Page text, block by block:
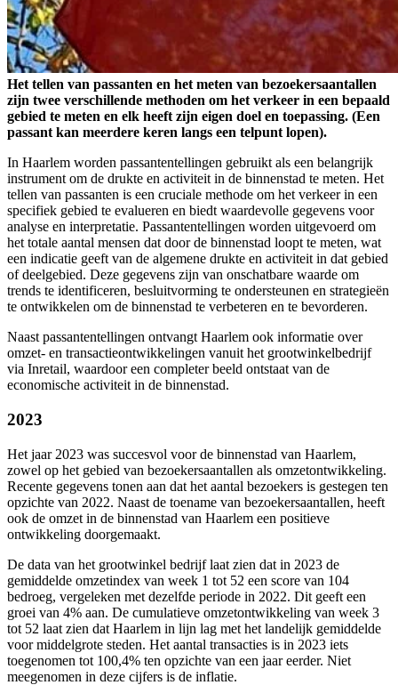
Het tellen van passanten en het meten van bezoekersaantallen
zijn twee verschillende methoden om het verkeer in een bepaald
gebied te meten en elk heeft zijn eigen doel en toepassing. (Een
passant kan meerdere keren langs een telpunt lopen).
In Haarlem worden passantentellingen gebruikt als een belangrijk
instrument om de drukte en activiteit in de binnenstad te meten. Het
tellen van passanten is een cruciale methode om het verkeer in een
specifiek gebied te evalueren en biedt waardevolle gegevens voor
analyse en interpretatie. Passantentellingen worden uitgevoerd om
het totale aantal mensen dat door de binnenstad loopt te meten, wat
een indicatie geeft van de algemene drukte en activiteit in dat gebied
of deelgebied. Deze gegevens zijn van onschatbare waarde om
trends te identificeren, besluitvorming te ondersteunen en strategieën
te ontwikkelen om de binnenstad te verbeteren en te bevorderen.
Naast passantentellingen ontvangt Haarlem ook informatie over
omzet- en transactieontwikkelingen vanuit het grootwinkelbedrijf
via Inretail, waardoor een completer beeld ontstaat van de
economische activiteit in de binnenstad.
2023
Het jaar 2023 was succesvol voor de binnenstad van Haarlem,
zowel op het gebied van bezoekersaantallen als omzetontwikkeling.
Recente gegevens tonen aan dat het aantal bezoekers is gestegen ten
opzichte van 2022. Naast de toename van bezoekersaantallen, heeft
ook de omzet in de binnenstad van Haarlem een positieve
ontwikkeling doorgemaakt.
De data van het grootwinkel bedrijf laat zien dat in 2023 de
gemiddelde omzetindex van week 1 tot 52 een score van 104
bedroeg, vergeleken met dezelfde periode in 2022. Dit geeft een
groei van 4% aan. De cumulatieve omzetontwikkeling van week 3
tot 52 laat zien dat Haarlem in lijn lag met het landelijk gemiddelde
voor middelgrote steden. Het aantal transacties is in 2023 iets
toegenomen tot 100,4% ten opzichte van een jaar eerder. Niet
meegenomen in deze cijfers is de inflatie.